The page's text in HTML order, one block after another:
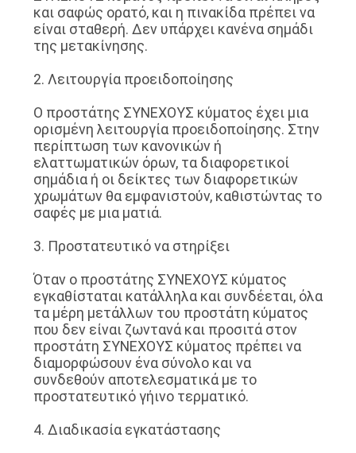
και σαφώς ορατό, και η πινακίδα πρέπει να
είναι σταθερή. Δεν υπάρχει κανένα σημάδι
της μετακίνησης.
2. Λειτουργία προειδοποίησης
Ο προστάτης ΣΥΝΕΧΟΥΣ κύματος έχει μια
ορισμένη λειτουργία προειδοποίησης. Στην
περίπτωση των κανονικών ή
ελαττωματικών όρων, τα διαφορετικοί
σημάδια ή οι δείκτες των διαφορετικών
χρωμάτων θα εμφανιστούν, καθιστώντας το
σαφές με μια ματιά.
3. Προστατευτικό να στηρίξει
Όταν ο προστάτης ΣΥΝΕΧΟΥΣ κύματος
εγκαθίσταται κατάλληλα και συνδέεται, όλα
τα μέρη μετάλλων του προστάτη κύματος
που δεν είναι ζωντανά και προσιτά στον
προστάτη ΣΥΝΕΧΟΥΣ κύματος πρέπει να
διαμορφώσουν ένα σύνολο και να
συνδεθούν αποτελεσματικά με το
προστατευτικό γήινο τερματικό.
4. Διαδικασία εγκατάστασης